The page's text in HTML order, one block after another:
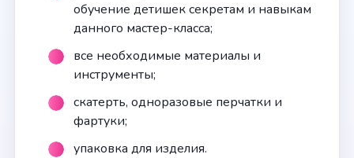
обучение детишек секретам и навыкам
данного мастер-класса;
все необходимые материалы и
инструменты;
скатерть, одноразовые перчатки и
фартуки;
упаковка для изделия.